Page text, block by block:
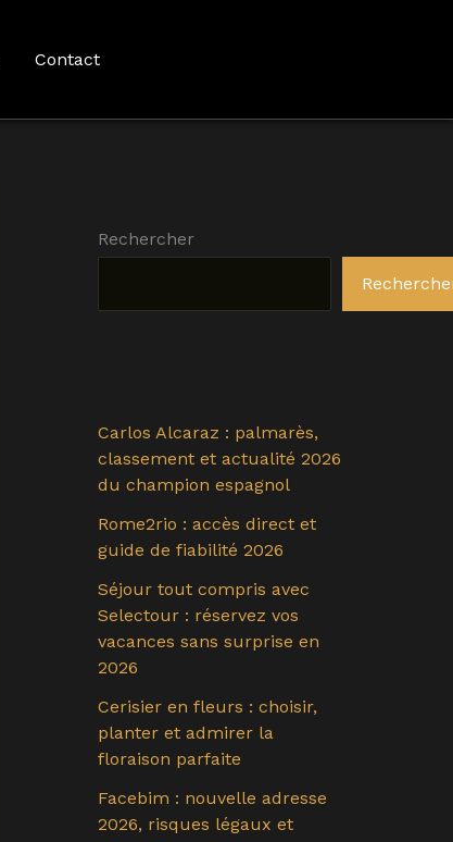
Contact
Rechercher
Carlos Alcaraz : palmarès,
classement et actualité 2026
du champion espagnol
Rome2rio : accès direct et
guide de fiabilité 2026
Séjour tout compris avec
Selectour : réservez vos
vacances sans surprise en
2026
Cerisier en fleurs : choisir,
planter et admirer la
floraison parfaite
Facebim : nouvelle adresse
2026, risques légaux et